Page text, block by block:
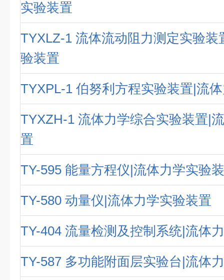
实验装置
TYXLZ-1 流体流动阻力测定实验装
验装置
TYXPL-1 伯努利方程实验装置|流
TYXZH-1 流体力学综合实验装置|
置
TY-595 能量方程仪|流体力学实验
TY-580 动量仪|流体力学实验装置
TY-404 流量检测及控制系统|流体
TY-587 多功能附面层实验台|流体